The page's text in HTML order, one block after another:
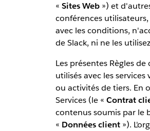
« Sites Web») et
conférences
avec les conditions,
de Slack, ni ne les
Les présentes Règles
utilisés avec les
ou activités de tiers. En
Services (le « Contrat
contenus soumis par le
« Données client»).